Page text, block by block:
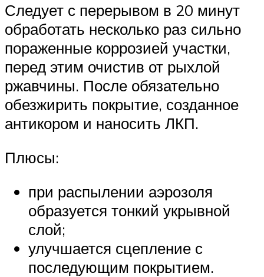
Следует с перерывом в 20 минут
обработать несколько раз сильно
пораженные коррозией участки,
перед этим очистив от рыхлой
ржавчины. После обязательно
обезжирить покрытие, созданное
антикором и наносить ЛКП.
Плюсы:
при распылении аэрозоля
образуется тонкий укрывной
слой;
улучшается сцепление с
последующим покрытием.